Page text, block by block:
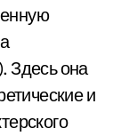
Здесь она
и